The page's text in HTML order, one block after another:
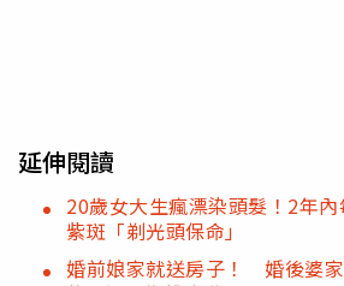
延伸閱讀
20歲女大生瘋漂染頭髮！2年
紫斑「剃光頭保命」
婚前娘家就送房子！ 婚後婆